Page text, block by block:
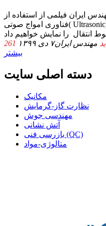
ایران فیلمی از استفاده از
فناوری امواج صوتی( Ultrasonic) جهت کنترل جریان سیال در
مهندس ایران۷ دی ۱۳۹۹
بیشتر
دسته اصلی سایت
مکانیک
نظارت گاز-گرمایش
مهندسی جوش
آتش نشانی
بازرسی فنی (QC)
متالوژی-مواد